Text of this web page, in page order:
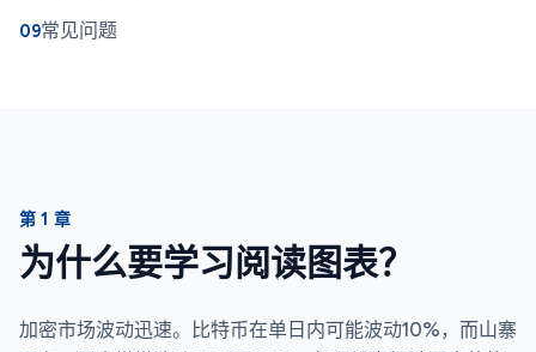
09常见问题
第 1 章
为什么要学习阅读图表？
加密市场波动迅速。比特币在单日内可能波动10%，而山寨